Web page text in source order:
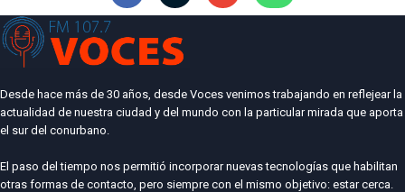
Desde hace más de 30 años, desde Voces venimos trabajando en reflejear la
actualidad de nuestra ciudad y del mundo con la particular mirada que aporta
el sur del conurbano.
El paso del tiempo nos permitió incorporar nuevas tecnologías que habilitan
otras formas de contacto, pero siempre con el mismo objetivo: estar cerca.